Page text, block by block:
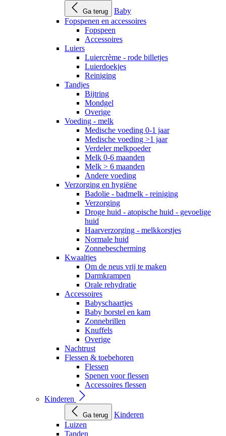
Ga terug
Baby
Fopspenen en accessoires
Fopspeen
Accessoires
Luiers
Luiercrème - rode billetjes
Luierdoekjes
Reiniging
Tandjes
Bijtring
Mondgel
Overige
Voeding - melk
Medische voeding 0-1 jaar
Medische voeding >1 jaar
Verdeler melkpoeder
Melk 0-6 maanden
Melk > 6 maanden
Andere voeding
Verzorging en hygiëne
Badolie - badmelk - reiniging
Verzorging
Droge huid - atopische huid - gevoelige
huid
Haarverzorging - melkkorstjes
Normale huid
Zonnebescherming
Kwaaltjes
Om de neus vrij te maken
Darmkrampen
Orale rehydratie
Accessoires
Babyschaartjes
Baby borstel en kam
Zonnebrillen
Knuffels
Overige
Nachtrust
Flessen & toebehoren
Flessen
Spenen voor flessen
Accessoires flessen
Kinderen
Ga terug
Kinderen
Luizen
Tanden